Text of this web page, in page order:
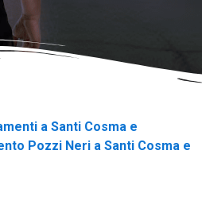
a Santi Cosma e
Pozzi Neri a Santi Cosma e